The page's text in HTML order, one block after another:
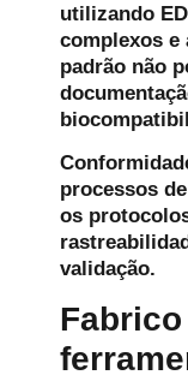
utilizando
complexos e
padrão não
processos
os
validação.